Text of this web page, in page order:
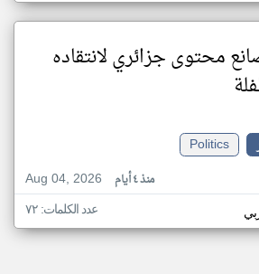
محتوى جزائري لانتقاده
Politics
Aug 04, 2026
منذ ٤ أيام
عدد الكلمات: ٧٢